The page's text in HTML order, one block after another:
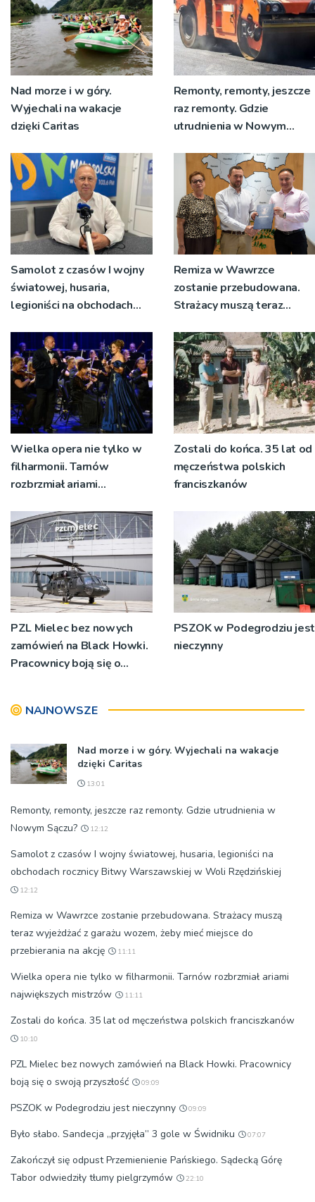
Nad morze i w góry.
Wyjechali na wakacje
dzięki Caritas
Remonty, remonty, jeszcze
raz remonty. Gdzie
utrudnienia w Nowym
Samolot z czasów I wojny
światowej, husaria,
legioniści na obchodach
Warszawskiej w Woli
Rzędzińskiej
Remiza w Wawrzce
zostanie przebudowana.
Strażacy muszą teraz
wozem, żeby mieć miejsce
do przebierania na akcję
Wielka opera nie tylko w
filharmonii. Tarnów
rozbrzmiał ariami
Zostali do końca. 35 lat od
męczeństwa polskich
franciszkanów
PZL Mielec bez nowych
zamówień na Black Howki.
Pracownicy boją się o
PSZOK w Podegrodziu jest
nieczynny
NAJNOWSZE
Nad morze i w góry. Wyjechali na wakacje
dzięki Caritas
13:01
Remonty, remonty, jeszcze raz remonty. Gdzie utrudnienia w
Nowym Sączu?
12:12
Samolot z czasów I wojny światowej, husaria, legioniści na
obchodach rocznicy Bitwy Warszawskiej w Woli Rzędzińskiej
12:12
Remiza w Wawrzce zostanie przebudowana. Strażacy muszą
teraz wyjeżdżać z garażu wozem, żeby mieć miejsce do
przebierania na akcję
11:11
Wielka opera nie tylko w filharmonii. Tarnów rozbrzmiał ariami
największych mistrzów
11:11
Zostali do końca. 35 lat od męczeństwa polskich franciszkanów
10:10
PZL Mielec bez nowych zamówień na Black Howki. Pracownicy
boją się o swoją przyszłość
09:09
PSZOK w Podegrodziu jest nieczynny 09:09
Było słabo. Sandecja „przyjęła” 3 gole w Świdniku 07:07
Zakończył się odpust Przemienienie Pańskiego. Sądecką Górę
Tabor odwiedziły tłumy pielgrzymów
22:10